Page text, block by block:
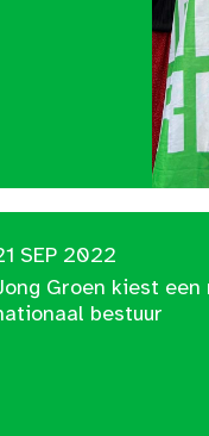
SEP 2022
Groen kiest een
bestuur